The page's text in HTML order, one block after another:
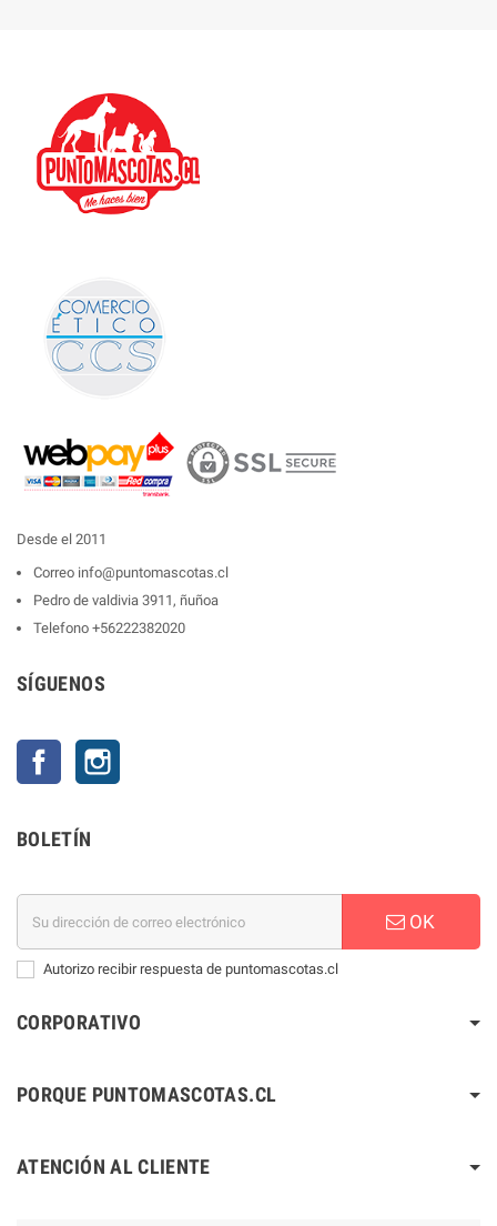
Desde el 2011
Correo info@puntomascotas.cl
Pedro de valdivia 3911, ñuñoa
Telefono +56222382020
SÍGUENOS
Facebook
BOLETÍN
OK
Autorizo recibir respuesta de puntomascotas.cl
CORPORATIVO
PORQUE PUNTOMASCOTAS.CL
ATENCIÓN AL CLIENTE